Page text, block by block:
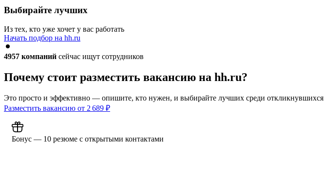
Выбирайте лучших
Из тех, кто уже хочет у вас работать
Начать подбор на hh.ru
4957 компаний сейчас ищут сотрудников
Почему стоит разместить вакансию на hh.ru?
Это просто и эффективно — опишите, кто нужен, и выбирайте лучших среди откликнувшихся
Разместить вакансию от 2 689 ₽
Бонус — 10 резюме с открытыми контактами